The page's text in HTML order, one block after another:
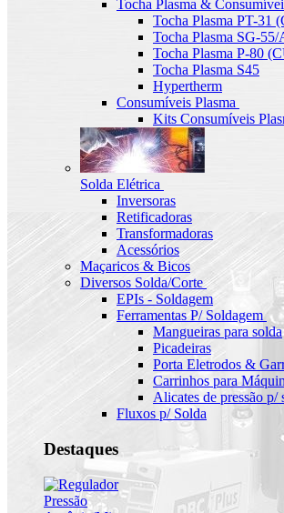
Tocha Plasma &
Tocha Plasma PT-31
Tocha Plasma SG-
Tocha Plasma P-80
Tocha Plasma S45
Hypertherm
Consumíveis Plasma
Kits Consumíveis
Solda Elétrica
Inversoras
Retificadoras
Transformadoras
Acessórios
Maçaricos & Bicos
Diversos Solda/Corte
EPIs - Soldagem
Ferramentas P/ Soldagem
Mangueiras para solda
Picadeiras
Porta Eletrodos &
Carrinhos para
Alicates de pressão p/
Fluxos p/ Solda
Destaques